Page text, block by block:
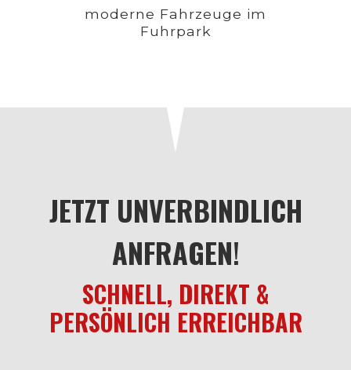
moderne Fahrzeuge im
Fuhrpark
JETZT UNVERBINDLICH
ANFRAGEN!
SCHNELL, DIREKT &
PERSÖNLICH ERREICHBAR